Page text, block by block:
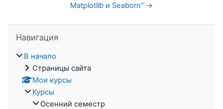
Matplotlib и Seaborn" →
Навигация
В начало
Страницы сайта
Мои курсы
Курсы
Осенний семестр